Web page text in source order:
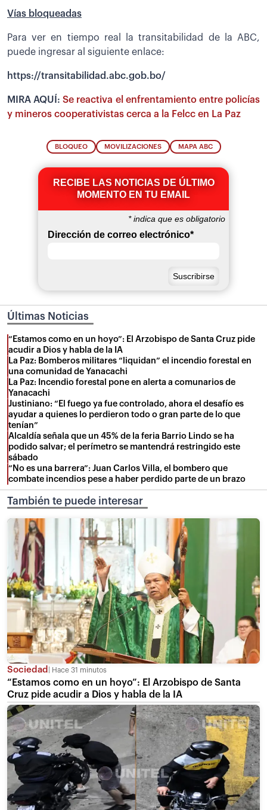
Vías bloqueadas
Para ver en tiempo real la transitabilidad de la ABC,
puede ingresar al siguiente enlace:
https://transitabilidad.abc.gob.bo/
MIRA AQUÍ:Se reactiva el enfrentamiento entre policías
y mineros cooperativistas cerca a la Felcc en La Paz
BLOQUEO MOVILIZACIONES MAPA ABC
RECIBE LAS NOTICIAS DE ÚLTIMO
MOMENTO EN TU EMAIL
*indica que es obligatorio
Dirección de correo electrónico*
Últimas Noticias
“Estamos como en un hoyo”: El Arzobispo de Santa Cruz pide
acudir a Dios y habla de la IA
La Paz: Bomberos militares “liquidan” el incendio forestal en
una comunidad de Yanacachi
La Paz: Incendio forestal pone en alerta a comunarios de
Yanacachi
Justiniano: “El fuego ya fue controlado, ahora el desafío es
ayudar a quienes lo perdieron todo o gran parte de lo que
tenían”
Alcaldía señala que un 45% de la feria Barrio Lindo se ha
podido salvar; el perímetro se mantendrá restringido este
sábado
“No es una barrera”: Juan Carlos Villa, el bombero que
combate incendios pese a haber perdido parte de un brazo
También te puede interesar
Sociedad Hace 31 minutos
“Estamos como en un hoyo”: El Arzobispo de Santa
Cruz pide acudir a Dios y habla de la IA